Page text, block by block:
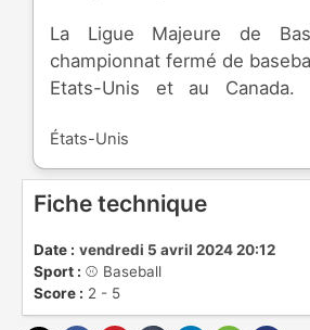
La Ligue Majeure de
championnat fermé de
Etats-Unis et au Canada.
dont 1 canadienne, dans
American League et
divisées chacune en 3 divisions. La
été fondée en 1903, et la
Yankees de New York a
victoires en World Series ( 27 ).
États-Unis
Fiche technique
Date : vendredi 5 avril 2024 20:12
Sport : ⚾️ Baseball
Score : 2 - 5